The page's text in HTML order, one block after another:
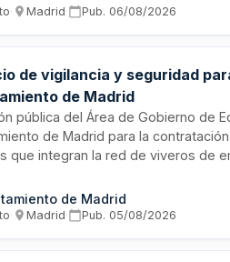
preventiva, supervisión del
adscritas.
· Madrid· Pub. 06/08/2026
de vigilancia y seguridad
de Madrid
pública del Área de Gobierno de
de Madrid para la
que integran la red de viveros de
temporal de empresas
centros y edificios que
de Madrid
· Madrid· Pub. 05/08/2026